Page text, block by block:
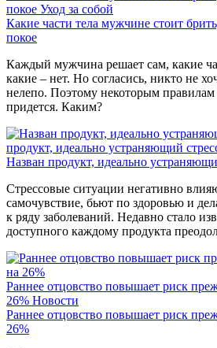
покое Уход за собой
Какие части тела мужчине стоит
покое
Каждый мужчина решает сам, какие
какие – нет. Но согласись, никто не
нелепо. Поэтому некоторым правилам
придется. Каким?
продукт, идеально устраняющий
Назван продукт, идеально
Стрессовые ситуации негативно
самочувствие, бьют по здоровью и
к ряду заболеваний. Недавно стало
доступного каждому продукта
Раннее отцовство повышает риск
26% Новости
Раннее отцовство повышает риск
26%